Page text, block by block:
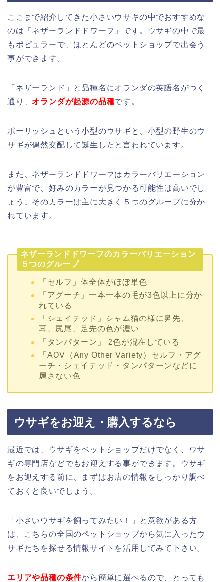
のは「ネザーランドドワーフ」です。ウサギの中で最
もポピュラーで、ほとんどのペットショップで出会う
事ができます。
通り、 オランダが起源の品種 です。
サギが偶然交配して誕生したと言われています。
が豊富で、好みのカラーが見つかる可能性は高いでし
ょう。そのカラーは主に大きく５つのグループに分か
れています。
５つのグループ
「セルフ」体全体がほぼ単色
「アグーチ」一本一本の毛が3色以上に分か
れている
「シェイテッド」シャム猫の様に鼻先、
耳、尻尾、足先の色が濃い
「タンパターン」 2色が混在している
「AOV（Any Other Variety）セルフ・アグ
ーチ・シェイテッド・タンパターンなどに
属さない色
ギの専門店などでもお迎えする事ができます。ウサギ
をお迎えする前に、まずはお店の情報をしっかり調べ
ておくと良いでしょう。
は、こちらの全国のペットショップから気に入ったウ
サギたちを探せる情報サイトを活用してみて下さい。
便利ですよ！